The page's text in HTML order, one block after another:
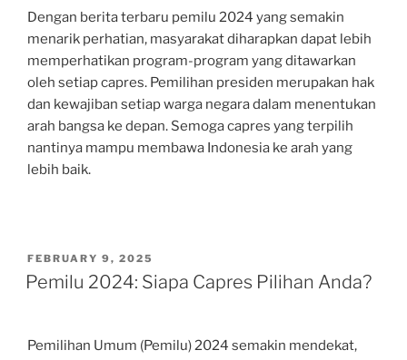
Dengan berita terbaru pemilu 2024 yang semakin
menarik perhatian, masyarakat diharapkan dapat lebih
memperhatikan program-program yang ditawarkan
oleh setiap capres. Pemilihan presiden merupakan hak
dan kewajiban setiap warga negara dalam menentukan
arah bangsa ke depan. Semoga capres yang terpilih
nantinya mampu membawa Indonesia ke arah yang
lebih baik.
POSTED
ON
FEBRUARY 9, 2025
Pemilu 2024: Siapa Capres Pilihan Anda?
Pemilihan Umum (Pemilu) 2024 semakin mendekat,